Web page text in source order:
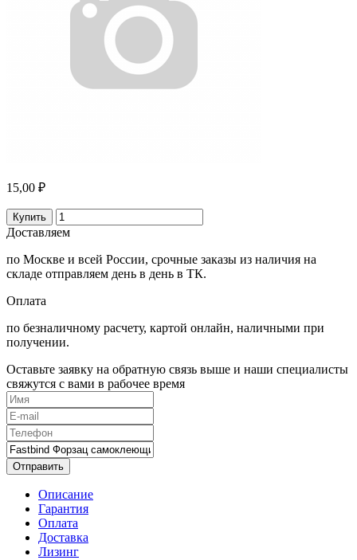
15,00 ₽
Купить
Доставляем
по Москве и всей России, срочные заказы из наличия на
складе отправляем день в день в ТК.
Оплата
по безналичному расчету, картой онлайн, наличными при
получении.
Оставьте заявку на обратную связь выше и наши специалисты
свяжутся с вами в рабочее время
Отправить
Описание
Гарантия
Оплата
Доставка
Лизинг